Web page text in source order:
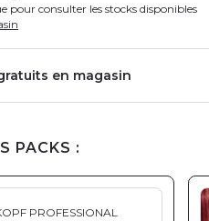
pour consulter les stocks disponibles
en magasin
PACKS :
PROFESSIONAL